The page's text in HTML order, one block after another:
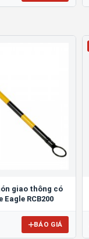
giao thông có
RCB200
BÁO GIÁ